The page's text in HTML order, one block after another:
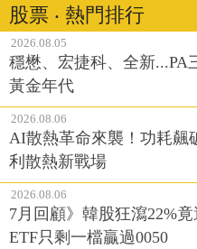
股票 ‧ 熱門排行
2026.08.05
穩懋、宏捷科、全新...PA
黃金年代
2026.08.06
AI散熱革命來襲！功耗飆
利散熱新戰場
2026.08.06
7月回顧》韓股狂瀉22%
ETF只剩一檔贏過0050